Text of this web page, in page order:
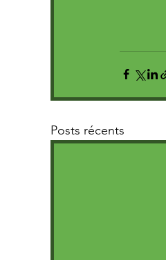
Posts récents